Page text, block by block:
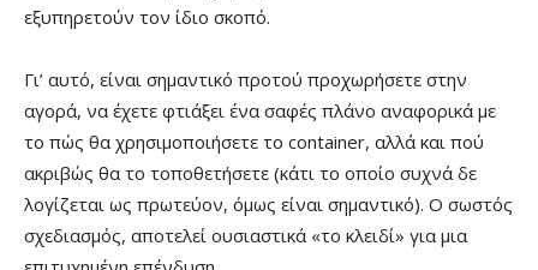
εξυπηρετούν τον ίδιο σκοπό.
Γι’ αυτό, είναι σημαντικό προτού προχωρήσετε στην
αγορά, να έχετε φτιάξει ένα σαφές πλάνο αναφορικά με
το πώς θα χρησιμοποιήσετε το container, αλλά και πού
ακριβώς θα το τοποθετήσετε (κάτι το οποίο συχνά δε
λογίζεται ως πρωτεύον, όμως είναι σημαντικό). Ο σωστός
σχεδιασμός, αποτελεί ουσιαστικά «το κλειδί» για μια